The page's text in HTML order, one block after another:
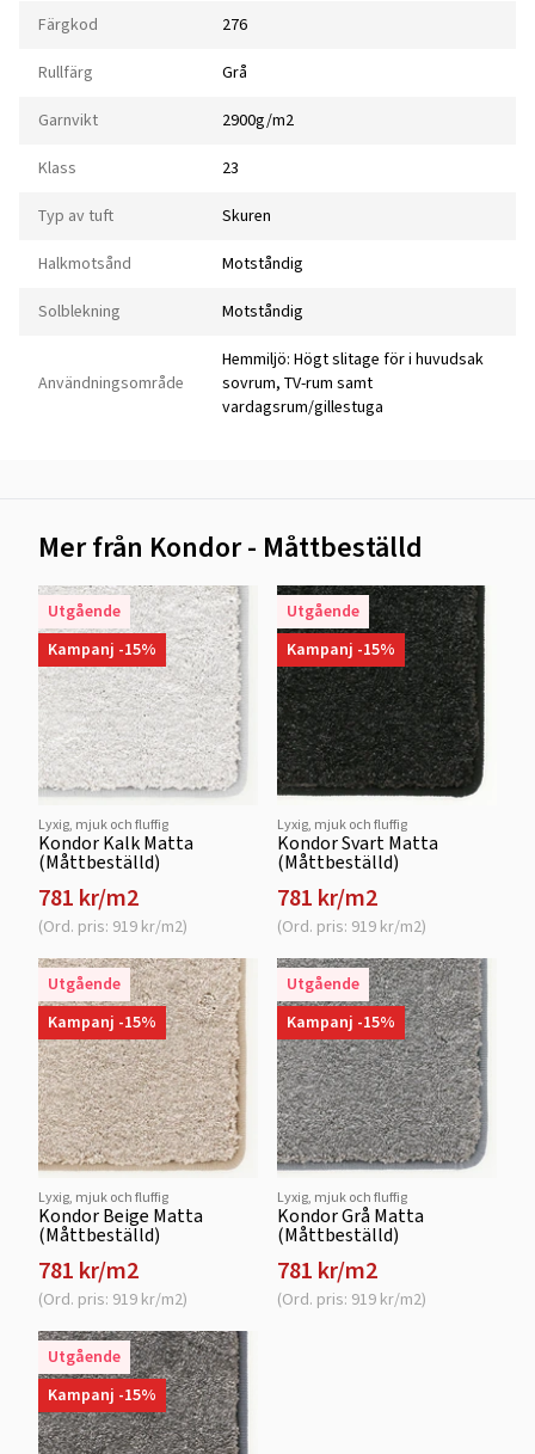
Färgkod 276
Rullfärg Grå
Garnvikt 2900g/m2
Klass 23
Typ av tuft Skuren
Halkmotsånd Motståndig
Solblekning Motståndig
Användningsområde
Hemmiljö: Högt slitage för i huvudsak
sovrum, TV-rum samt
vardagsrum/gillestuga
Mer från Kondor - Måttbeställd
Utgående
Kampanj -15%
Lyxig, mjuk och fluffig
Kondor Kalk Matta
(Måttbeställd)
781 kr/m2
(Ord. pris: 919 kr/m2)
Utgående
Kampanj -15%
Lyxig, mjuk och fluffig
Kondor Svart Matta
(Måttbeställd)
781 kr/m2
(Ord. pris: 919 kr/m2)
Utgående
Kampanj -15%
Lyxig, mjuk och fluffig
Kondor Beige Matta
(Måttbeställd)
781 kr/m2
(Ord. pris: 919 kr/m2)
Utgående
Kampanj -15%
Lyxig, mjuk och fluffig
Kondor Grå Matta
(Måttbeställd)
781 kr/m2
(Ord. pris: 919 kr/m2)
Utgående
Kampanj -15%